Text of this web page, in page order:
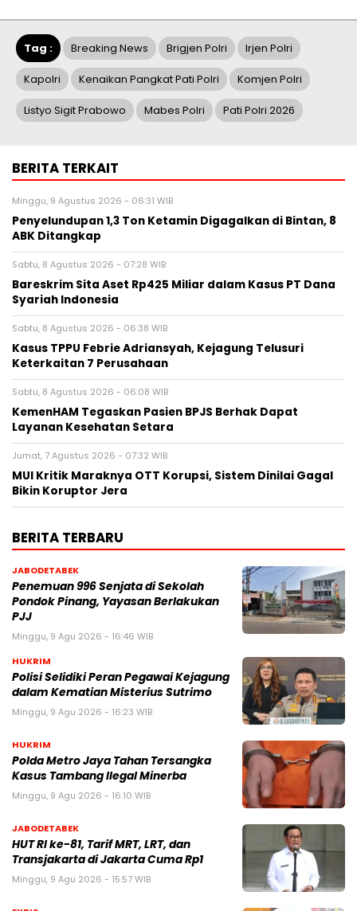
Tag : Breaking News Brigjen Polri Irjen Polri
Kapolri Kenaikan Pangkat Pati Polri Komjen Polri
Listyo Sigit Prabowo Mabes Polri Pati Polri 2026
BERITA TERKAIT
Minggu, 9 Agustus 2026 - 06:31 WIB
Penyelundupan 1,3 Ton Ketamin Digagalkan di Bintan, 8
ABK Ditangkap
Sabtu, 8 Agustus 2026 - 07:28 WIB
Bareskrim Sita Aset Rp425 Miliar dalam Kasus PT Dana
Syariah Indonesia
Sabtu, 8 Agustus 2026 - 06:38 WIB
Kasus TPPU Febrie Adriansyah, Kejagung Telusuri
Keterkaitan 7 Perusahaan
Sabtu, 8 Agustus 2026 - 06:08 WIB
KemenHAM Tegaskan Pasien BPJS Berhak Dapat
Layanan Kesehatan Setara
Jumat, 7 Agustus 2026 - 07:32 WIB
MUI Kritik Maraknya OTT Korupsi, Sistem Dinilai Gagal
Bikin Koruptor Jera
BERITA TERBARU
JABODETABEK
Penemuan 996 Senjata di Sekolah
Pondok Pinang, Yayasan Berlakukan
PJJ
Minggu, 9 Agu 2026 - 16:46 WIB
HUKRIM
Polisi Selidiki Peran Pegawai Kejagung
dalam Kematian Misterius Sutrimo
Minggu, 9 Agu 2026 - 16:23 WIB
HUKRIM
Polda Metro Jaya Tahan Tersangka
Kasus Tambang Ilegal Minerba
Minggu, 9 Agu 2026 - 16:10 WIB
JABODETABEK
HUT RI ke-81, Tarif MRT, LRT, dan
Transjakarta di Jakarta Cuma Rp1
Minggu, 9 Agu 2026 - 15:57 WIB